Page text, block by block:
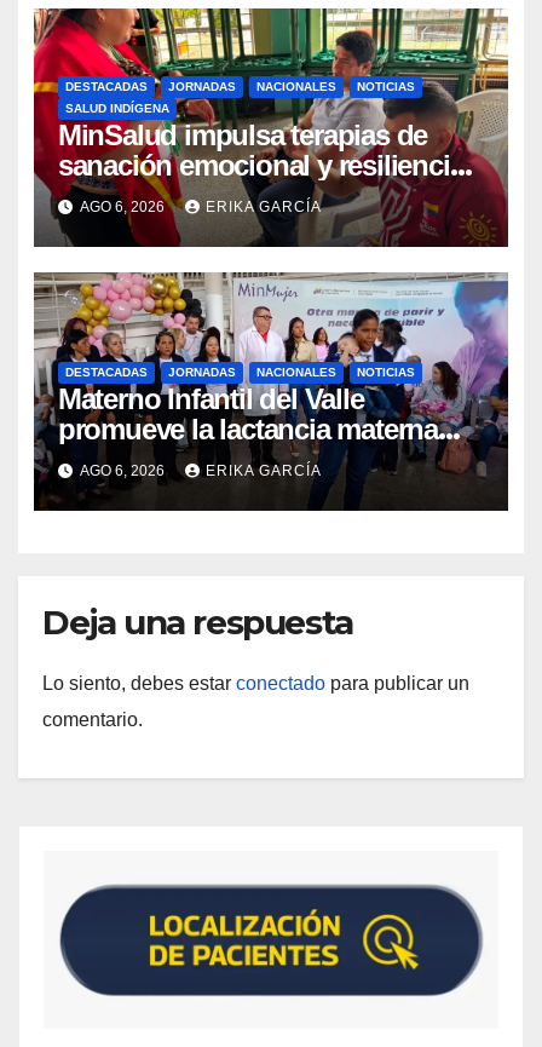
DESTACADAS JORNADAS NACIONALES
NOTICIAS
SALUD INDÍGENA
MinSalud impulsa terapias de
sanación emocional y resiliencia
post-sismo junto a comunidades
indígenas en Caracas
AGO 6, 2026 ERIKA GARCÍA
DESTACADAS JORNADAS NACIONALES NOTICIAS
Materno Infantil del Valle
promueve la lactancia materna
como un inicio sostenible para la
vida
AGO 6, 2026 ERIKA GARCÍA
Deja una respuesta
Lo siento, debes estar conectado para publicar un
comentario.